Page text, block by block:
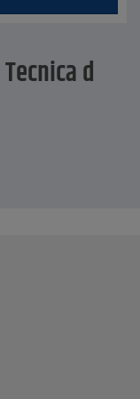
d